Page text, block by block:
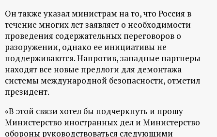
Он также указал министрам на то, что Россия в
течение многих лет заявляет о необходимости
проведения содержательных переговоров о
разоружении, однако ее инициативы не
поддерживаются. Напротив, западные партнеры
находят все новые предлоги для демонтажа
системы международной безопасности, отметил
президент.
«В этой связи хотел бы подчеркнуть и прошу
Министерство иностранных дел и Министерство
обороны руководствоваться следующими